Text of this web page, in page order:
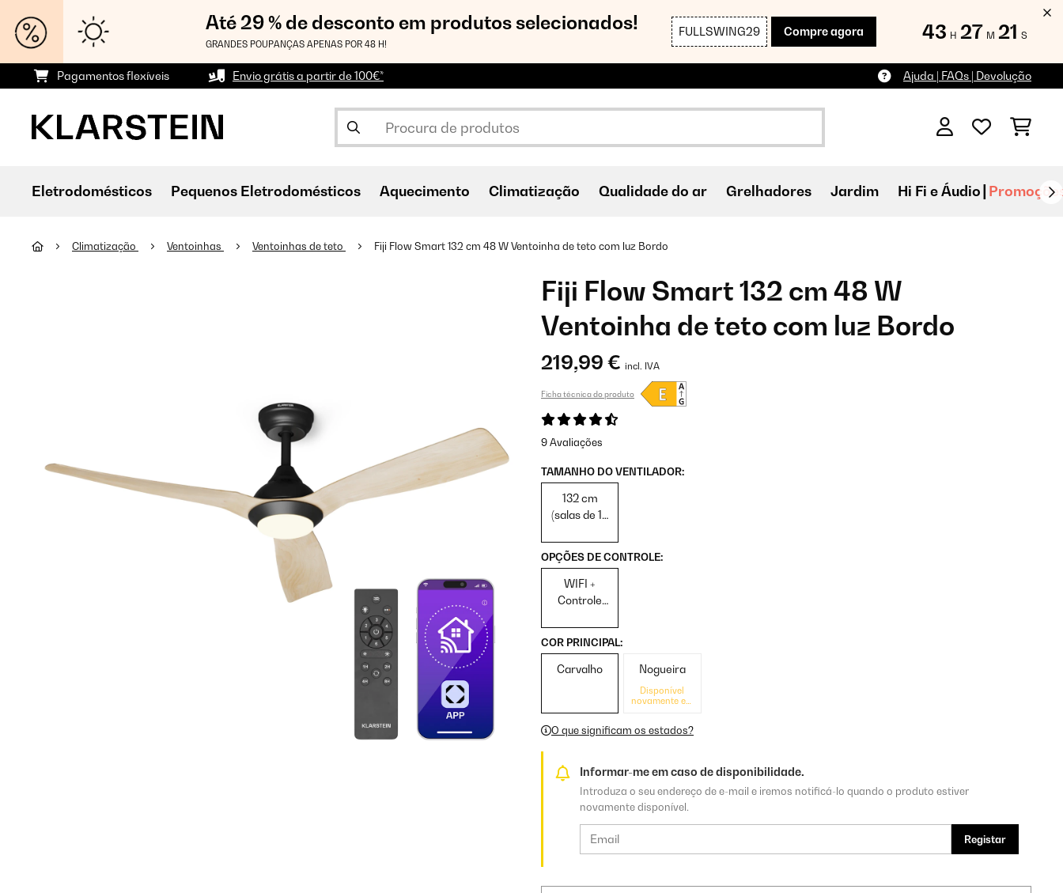
Até 29 % de desconto em produtos selecionados!
GRANDES POUPANÇAS APENAS POR 48 H!
FULLSWING29 Compre agora 43 H 27 M 20 S
Pagamentos flexíveis Envio grátis a partir de 100€* Ajuda | FAQs | Devolução
Eletrodomésticos Pequenos Eletrodomésticos Aquecimento Climatização Qualidade do ar Grelhadores Jardim Hi Fi e Áudio
Climatização Ventoinhas Ventoinhas de teto Fiji Flow Smart 132 cm 48 W Ventoinha de teto com luz Bordo
Fiji Flow Smart 132 cm 48 W
Ventoinha de teto com luz Bordo
219,99 € incl. IVA
Ficha técnica do produto
9 Avaliações
TAMANHO DO VENTILADOR:
132 cm
(salas de 13
OPÇÕES DE CONTROLE:
WIFI +
Controle
COR PRINCIPAL:
Carvalho Nogueira
Disponível
novamente em
O que significam os estados?
Informar-me em caso de disponibilidade.
Introduza o seu endereço de e-mail e iremos notificá-lo quando o produto estiver
novamente disponível.
Registar